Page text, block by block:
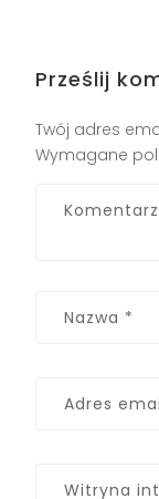
Prześlij
Twój adres
Wymagane